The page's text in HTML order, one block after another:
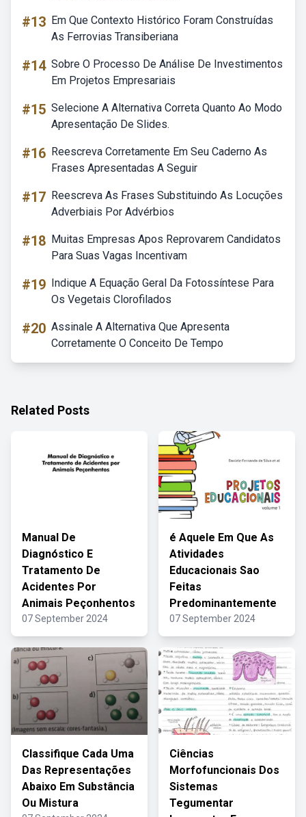
#13 Em Que Contexto Histórico Foram Construídas
As Ferrovias Transiberiana
#14 Sobre O Processo De Análise De Investimentos
Em Projetos Empresariais
#15 Selecione A Alternativa Correta Quanto Ao Modo
Apresentação De Slides.
#16 Reescreva Corretamente Em Seu Caderno As
Frases Apresentadas A Seguir
#17 Reescreva As Frases Substituindo As Locuções
Adverbiais Por Advérbios
#18 Muitas Empresas Apos Reprovarem Candidatos
Para Suas Vagas Incentivam
#19 Indique A Equação Geral Da Fotossíntese Para
Os Vegetais Clorofilados
#20 Assinale A Alternativa Que Apresenta
Corretamente O Conceito De Tempo
Related Posts
Manual De
Diagnóstico E
Tratamento De
Acidentes Por
Animais Peçonhentos
07 September 2024
é Aquele Em Que As
Atividades
Educacionais Sao
Feitas
Predominantemente
07 September 2024
Classifique Cada Uma
Das Representações
Abaixo Em Substância
Ou Mistura
Ciências
Morfofuncionais Dos
Sistemas
Tegumentar